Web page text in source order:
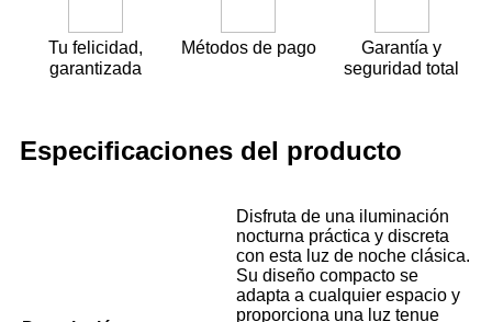
Tu felicidad,
garantizada
Métodos de pago
Garantía y
seguridad total
Especificaciones del producto
Disfruta de una iluminación
nocturna práctica y discreta
con esta luz de noche clásica.
Su diseño compacto se
adapta a cualquier espacio y
proporciona una luz tenue